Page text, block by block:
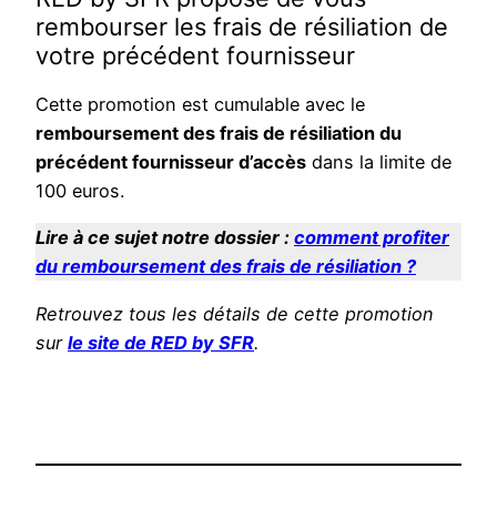
rembourser les frais de résiliation de
votre précédent fournisseur
Cette promotion est cumulable avec le
remboursement des frais de résiliation du
précédent fournisseur d’accès dans la limite de
100 euros.
Lire à ce sujet notre dossier : comment profiter
du remboursement des frais de résiliation ?
Retrouvez tous les détails de cette promotion
sur le site de RED by SFR.